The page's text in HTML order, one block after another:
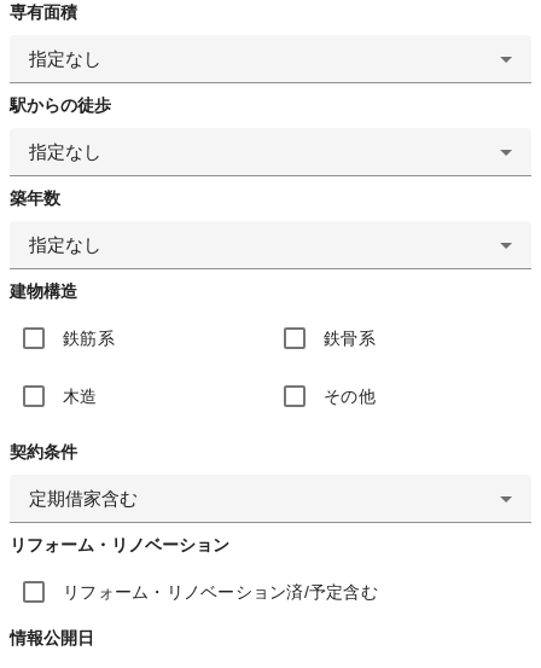
専有面積
指定なし
駅からの徒歩
指定なし
築年数
指定なし
建物構造
鉄筋系 鉄骨系
木造 その他
契約条件
定期借家含む
リフォーム・リノベーション
リフォーム・リノベーション済/予定含む
情報公開日